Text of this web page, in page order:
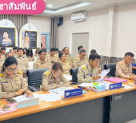
าสัมพันธ์